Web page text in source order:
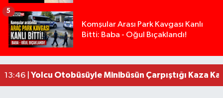
Komşular Arası Park Kavgası Kanlı
Bitti: Baba - Oğul Bıçaklandı!
5
19:36 |Isparta’da Silah Operasyonu: 165 Tabanca Ele
17:18 |Anız Yangını Kazaya Neden Oldu: 13 Araç
17:08 |Alevlere Teslim Olan Gecekondu Kullanılamaz
13:46 | Yolcu Otobüsüyle Minibüsün Çarpıştığı Kaza